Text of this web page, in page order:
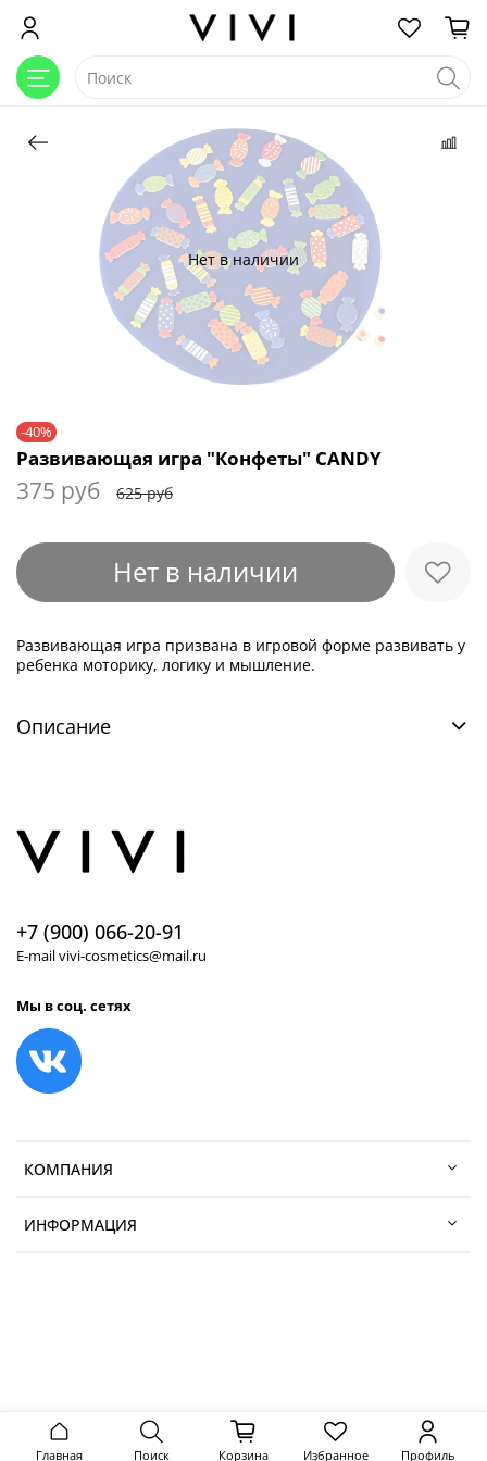
Нет в наличии
-40%
Развивающая игра "Конфеты" CANDY
375 руб 625 руб
Нет в наличии
Развивающая игра призвана в игровой форме развивать у
ребенка моторику, логику и мышление.
Описание
КОМПАНИЯ
ИНФОРМАЦИЯ
+7 (900) 066-20-91
E-mail vivi-cosmetics@mail.ru
Мы в соц. сетях
Главная Поиск Корзина Избранное Профиль